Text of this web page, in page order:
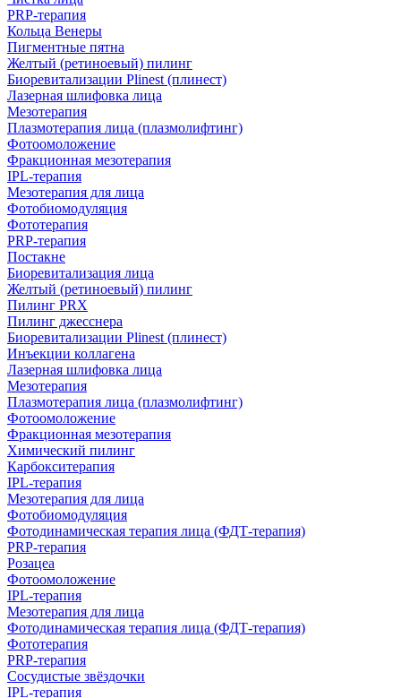
PRP-терапия
Кольца Венеры
Пигментные пятна
Желтый (ретиноевый) пилинг
Биоревитализации Plinest (плинест)
Лазерная шлифовка лица
Мезотерапия
Плазмотерапия лица (плазмолифтинг)
Фотоомоложение
Фракционная мезотерапия
IPL‑терапия
Мезотерапия для лица
Фотобиомодуляция
Фототерапия
PRP-терапия
Постакне
Биоревитализация лица
Желтый (ретиноевый) пилинг
Пилинг PRX
Пилинг джесснера
Биоревитализации Plinest (плинест)
Инъекции коллагена
Лазерная шлифовка лица
Мезотерапия
Плазмотерапия лица (плазмолифтинг)
Фотоомоложение
Фракционная мезотерапия
Химический пилинг
Карбокситерапия
IPL‑терапия
Мезотерапия для лица
Фотобиомодуляция
Фотодинамическая терапия лица (ФДТ-терапия)
PRP-терапия
Розацеа
Фотоомоложение
IPL‑терапия
Мезотерапия для лица
Фотодинамическая терапия лица (ФДТ-терапия)
Фототерапия
PRP-терапия
Сосудистые звёздочки
IPL‑терапия